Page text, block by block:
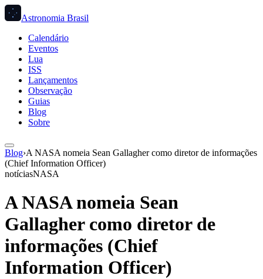
Astronomia Brasil
Calendário
Eventos
Lua
ISS
Lançamentos
Observação
Guias
Blog
Sobre
Blog›A NASA nomeia Sean Gallagher como diretor de informações
(Chief Information Officer)
notíciasNASA
A NASA nomeia Sean
Gallagher como diretor de
informações (Chief
Information Officer)